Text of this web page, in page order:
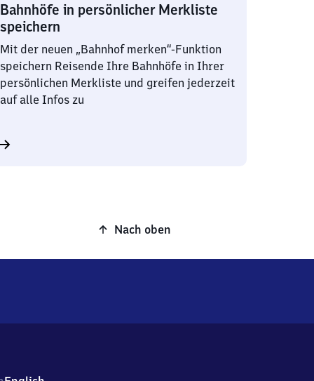
Bahnhöfe in persönlicher Merkliste
speichern
Mit der neuen „Bahnhof merken“-Funktion
speichern Reisende Ihre Bahnhöfe in Ihrer
persönlichen Merkliste und greifen jederzeit
auf alle Infos zu
Nach oben